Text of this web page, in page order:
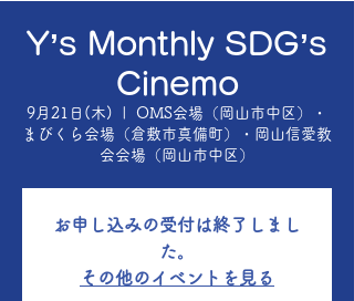
Y’s Monthly SDG’s
Cinemo
9月21日(木)
OMS会場（岡山市中区）・
まびくら会場（倉敷市真備町）・岡山信愛教
会会場（岡山市中区）
お申し込みの受付は終了しまし
た。
その他のイベントを見る